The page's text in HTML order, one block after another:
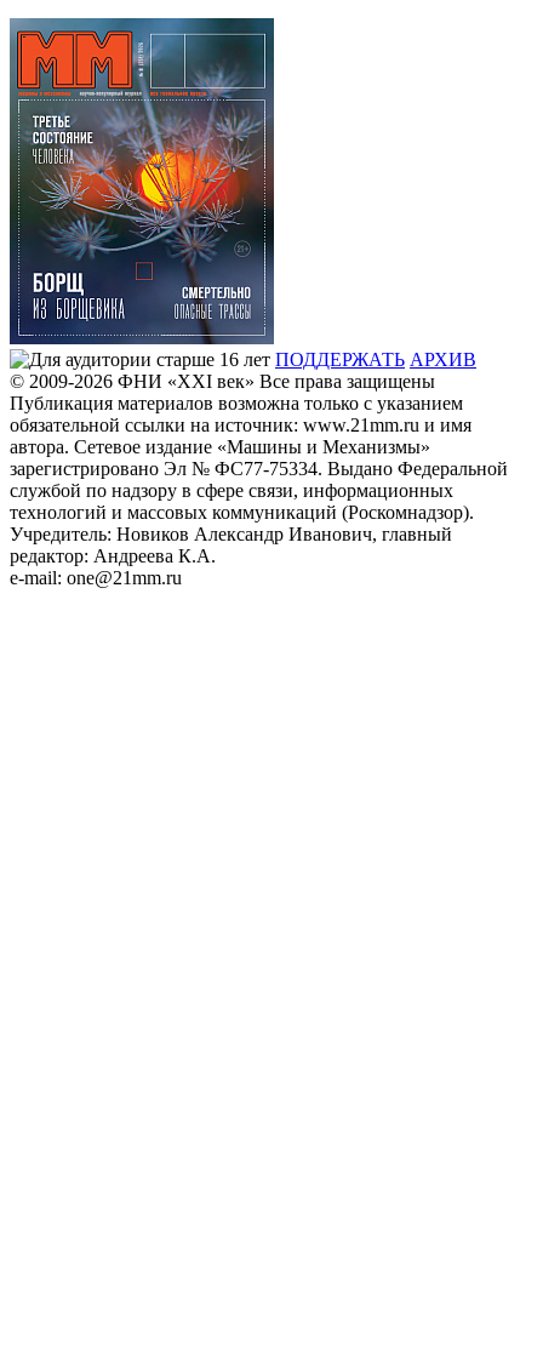
ПОДДЕРЖАТЬ АРХИВ
© 2009-2026 ФHИ «XXI век» Все права защищены
Публикация материалов возможна только с указанием
обязательной ссылки на источник: www.21mm.ru и имя
автора. Сетевое издание «Машины и Механизмы»
зарегистрировано Эл № ФС77-75334. Выдано Федеральной
службой по надзору в сфере связи, информационных
технологий и массовых коммуникаций (Роскомнадзор).
Учредитель: Новиков Александр Иванович, главный
редактор: Андреева К.А.
e-mail: one@21mm.ru